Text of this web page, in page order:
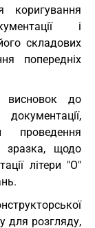
і
складових
попередніх
висновок до
проведення
зразка, щодо
літери "О"
для розгляду,